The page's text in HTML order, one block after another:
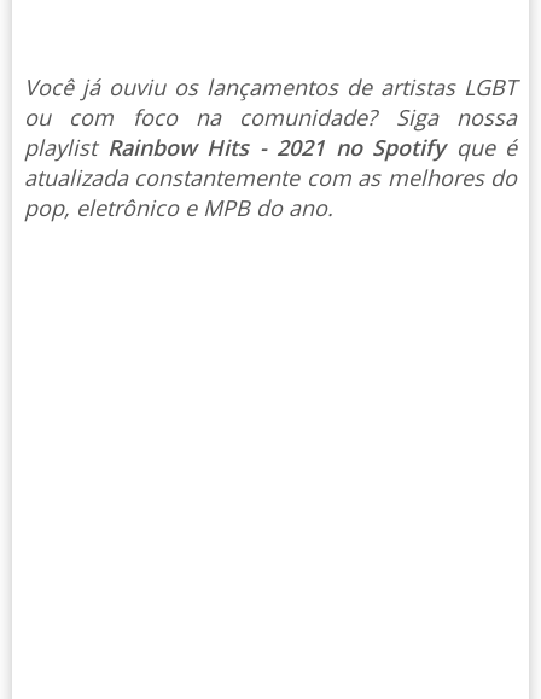
Você já ouviu os lançamentos de artistas LGBT
ou com foco na comunidade? Siga nossa
playlist Rainbow Hits - 2021 no Spotify que é
atualizada constantemente com as melhores do
pop, eletrônico e MPB do ano.